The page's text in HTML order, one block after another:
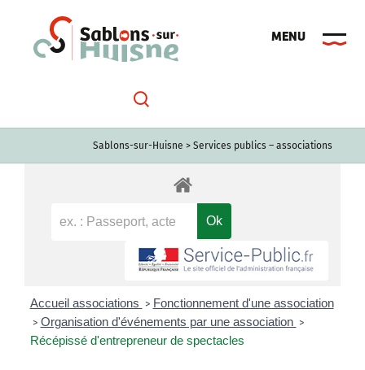
Sablons-sur-Huisne > Services publics – associations
Accueil associations > Fonctionnement d'une association
> Organisation d'événements par une association >
Récépissé d'entrepreneur de spectacles